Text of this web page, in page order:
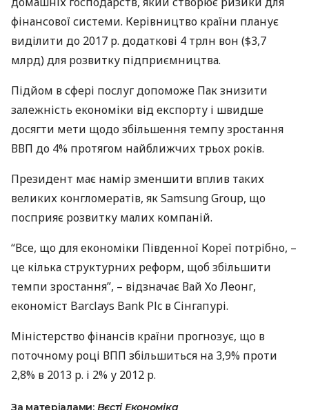
фінансової системи. Керівництво країни планує
виділити до 2017 р. додаткові 4 трлн вон ($3,7
млрд) для розвитку підприємництва.
Підйом в сфері послуг допоможе Пак знизити
залежність економіки від експорту і швидше
досягти мети щодо збільшення темпу зростання
ВВП до 4% протягом найближчих трьох років.
Президент має намір зменшити вплив таких
великих конгломератів, як Samsung Group, що
посприяє розвитку малих компаній.
“Все, що для економіки Південної Кореї потрібно, –
це кілька структурних реформ, щоб збільшити
темпи зростання”, – відзначає Вай Хо Леонг,
економіст Barclays Bank Plc в Сінгапурі.
Міністерство фінансів країни прогнозує, що в
поточному році ВПП збільшиться на 3,9% проти
2,8% в 2013 р. і 2% у 2012 р.
За матеріалами: Вєсті Економіка